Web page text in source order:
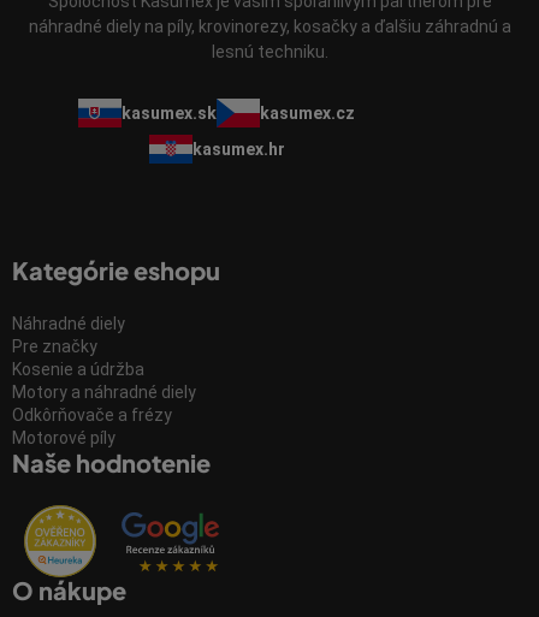
náhradné diely na píly, krovinorezy, kosačky a ďalšiu záhradnú a
lesnú techniku.
kasumex.sk
kasumex.cz
kasumex.hr
Kategórie eshopu
Náhradné diely
Pre značky
Kosenie a údržba
Motory a náhradné diely
Odkôrňovače a frézy
Motorové píly
Naše hodnotenie
O nákupe